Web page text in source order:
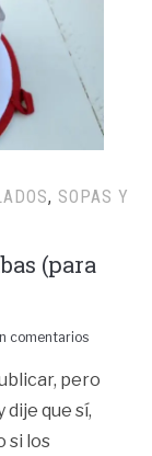
, SOPAS Y
(para
comentarios
pero
que sí,
si los